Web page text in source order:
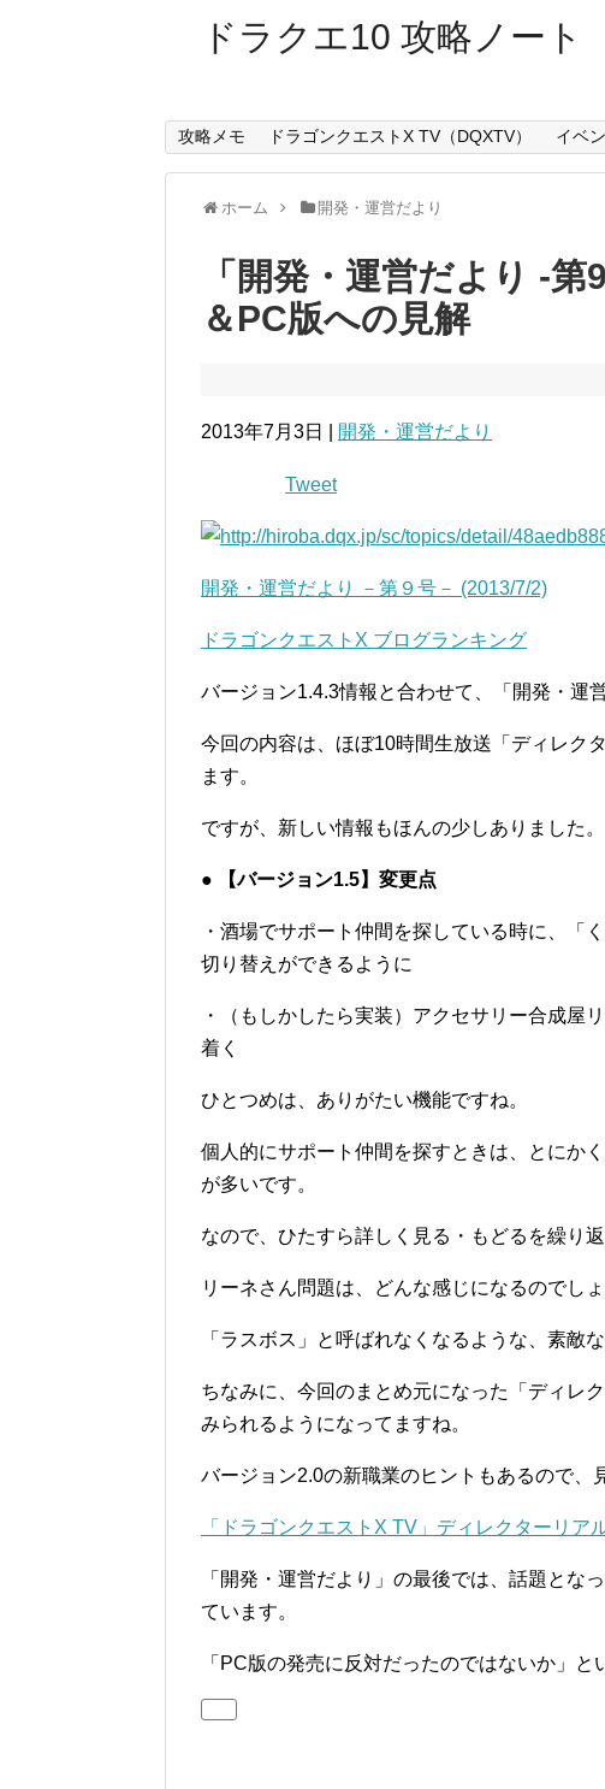
ドラクエ10 攻略ノート
攻略メモ ドラゴンクエストX TV（DQXTV） イベ
ホーム 開発・運営だより
「開発・運営だより -
＆PC版への見解
2013年7月3日 | 開発・運営だより
Tweet
開発・運営だより －第９号－ (2013/7/2)
ドラゴンクエストX ブログランキング
バージョン1.4.3情報と合わせて、「開発・運
今回の内容は、ほぼ10時間生放送「ディレク
ます。
ですが、新しい情報もほんの少しありました。
● 【バージョン1.5】変更点
・酒場でサポート仲間を探している時に、「
切り替えができるように
・（もしかしたら実装）アクセサリー合成屋
着く
ひとつめは、ありがたい機能ですね。
個人的にサポート仲間を探すときは、とにか
が多いです。
なので、ひたすら詳しく見る・もどるを繰り
リーネさん問題は、どんな感じになるのでし
「ラスボス」と呼ばれなくなるような、素敵
ちなみに、今回のまとめ元になった「ディレ
みられるようになってますね。
バージョン2.0の新職業のヒントもあるので、
「ドラゴンクエストX TV」ディレクターリ
「開発・運営だより」の最後では、話題とな
ています。
「PC版の発売に反対だったのではないか」